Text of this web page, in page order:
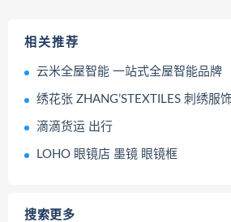
相关推荐
云米全屋智能 一站式全屋智能品牌
绣花张 ZHANG’STEXTILES 刺绣服
滴滴货运 出行
LOHO 眼镜店 墨镜 眼镜框
搜索更多